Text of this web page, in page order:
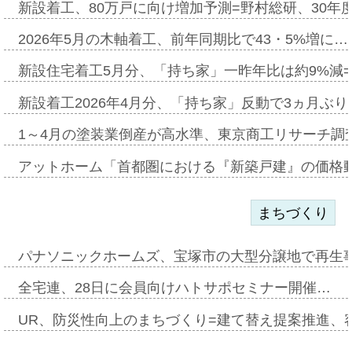
新設着工、80万戸に向け増加予測=野村総研、30年
2026年5月の木軸着工、前年同期比で43・5%増に…
新設住宅着工5月分、「持ち家」一昨年比は約9%
新設着工2026年4月分、「持ち家」反動で3ヵ月ぶ
1～4月の塗装業倒産が高水準、東京商工リサーチ
アットホーム「首都圏における『新築戸建』の価
まちづくり
パナソニックホームズ、宝塚市の大型分譲地で再
全宅連、28日に会員向けハトサポセミナー開催…
UR、防災性向上のまちづくり=建て替え提案推進